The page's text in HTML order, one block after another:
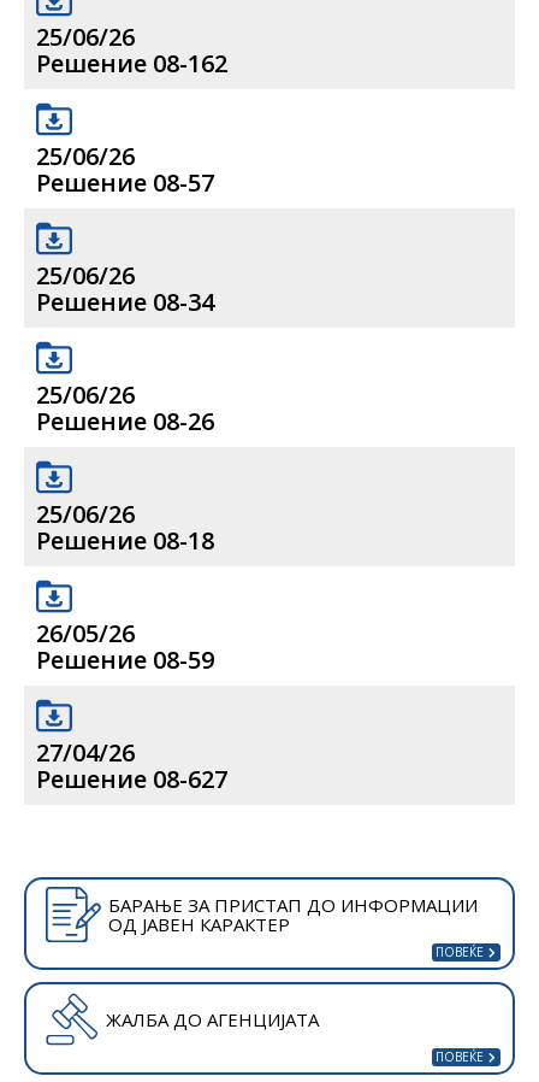
25/06/26
Решение 08-162
25/06/26
Решение 08-57
25/06/26
Решение 08-34
25/06/26
Решение 08-26
25/06/26
Решение 08-18
26/05/26
Решение 08-59
27/04/26
Решение 08-627
БАРАЊЕ ЗА ПРИСТАП ДО ИНФОРМАЦИИ
ОД ЈАВЕН КАРАКТЕР
ЖАЛБА ДО АГЕНЦИЈАТА